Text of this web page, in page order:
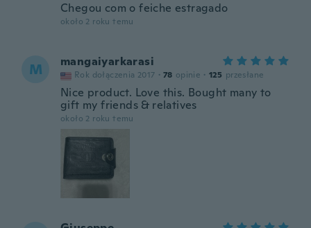
Chegou com o feiche estragado
około 2 roku temu
M mangaiyarkarasi
Rok dołączenia 2017 · 78 opinie · 125 przesłane
Nice product. Love this. Bought many to
gift my friends & relatives
około 2 roku temu